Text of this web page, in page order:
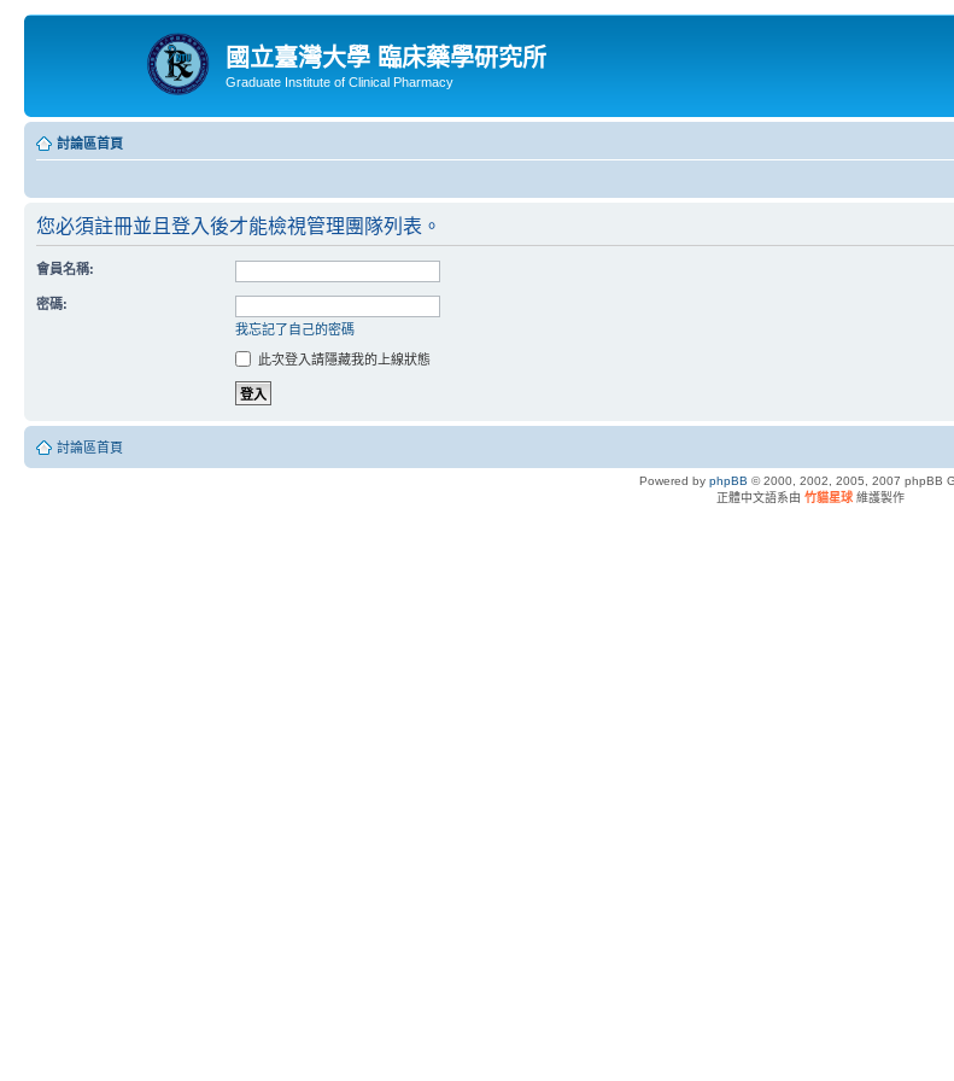
國立臺灣大學 臨床藥學研究所
Graduate Institute of Clinical Pharmacy
討論區首頁
您必須註冊並且登入後才能檢視管理團隊列表。
會員名稱:
密碼:
我忘記了自己的密碼
此次登入請隱藏我的上線狀態
討論區首頁
Powered by phpBB © 2000, 2002, 2005, 2007 phpBB
正體中文語系由 竹貓星球 維護製作